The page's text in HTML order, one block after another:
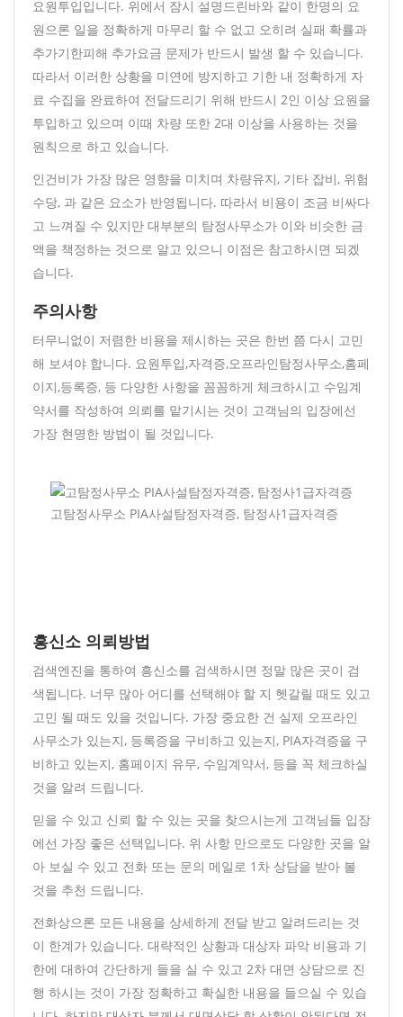
요원투입입니다. 위에서 잠시 설명드린바와 같이 한명의 요
원으론 일을 정확하게 마무리 할 수 없고 오히려 실패 확률과
추가기한피해 추가요금 문제가 반드시 발생 할 수 있습니다.
따라서 이러한 상황을 미연에 방지하고 기한 내 정확하게 자
료 수집을 완료하여 전달드리기 위해 반드시 2인 이상 요원을
투입하고 있으며 이때 차량 또한 2대 이상을 사용하는 것을
원칙으로 하고 있습니다.
인건비가 가장 많은 영향을 미치며 차량유지, 기타 잡비, 위험
수당, 과 같은 요소가 반영됩니다. 따라서 비용이 조금 비싸다
고 느껴질 수 있지만 대부분의 탐정사무소가 이와 비슷한 금
액을 책정하는 것으로 알고 있으니 이점은 참고하시면 되겠
습니다.
주의사항
터무니없이 저렴한 비용을 제시하는 곳은 한번 쯤 다시 고민
해 보셔야 합니다. 요원투입,자격증,오프라인탐정사무소,홈페
이지,등록증, 등 다양한 사항을 꼼꼼하게 체크하시고 수임계
약서를 작성하여 의뢰를 맡기시는 것이 고객님의 입장에선
가장 현명한 방법이 될 것입니다.
고탐정사무소 PIA사설탐정자격증, 탐정사1급자격증
흥신소 의뢰방법
검색엔진을 통하여 흥신소를 검색하시면 정말 많은 곳이 검
색됩니다. 너무 많아 어디를 선택해야 할 지 헷갈릴 때도 있고
고민 될 때도 있을 것입니다. 가장 중요한 건 실제 오프라인
사무소가 있는지, 등록증을 구비하고 있는지, PIA자격증을 구
비하고 있는지, 홈페이지 유무, 수임계약서, 등을 꼭 체크하실
것을 알려 드립니다.
믿을 수 있고 신뢰 할 수 있는 곳을 찾으시는게 고객님들 입장
에선 가장 좋은 선택입니다. 위 사항 만으로도 다양한 곳을 알
아 보실 수 있고 전화 또는 문의 메일로 1차 상담을 받아 볼
것을 추천 드립니다.
전화상으론 모든 내용을 상세하게 전달 받고 알려드리는 것
이 한계가 있습니다. 대략적인 상황과 대상자 파악 비용과 기
한에 대하여 간단하게 들을 실 수 있고 2차 대면 상담으로 진
행 하시는 것이 가장 정확하고 확실한 내용을 들으실 수 있습